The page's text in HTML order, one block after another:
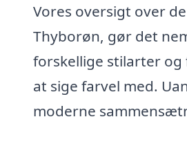
Vores oversigt over
Thyborøn, gør det
forskellige stilarter og
at sige farvel med.
moderne